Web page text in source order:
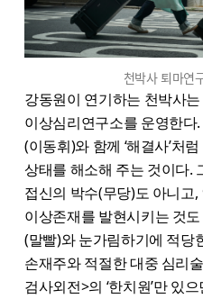
천박사 퇴마연
강동원이 연기하는 천박사
이상심리연구소를 운영한다
(이동휘)와 함께 ‘해결사’처
상태를 해소해 주는 것이다.
접신의 박수(무당)도 아니고
이상존재를 발현시키는 것
(말빨)와 눈가림하기에 적당
손재주와 적절한 대중 심리
검사외전>의 ‘한치원’만 있